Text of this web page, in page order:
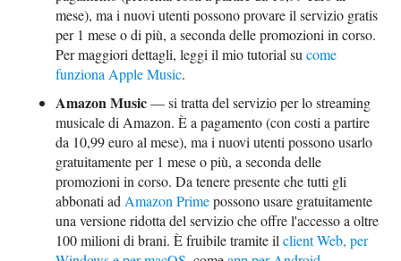
mese), ma i nuovi utenti possono provare il servizio gratis
per 1 mese o di più, a seconda delle promozioni in corso.
Per maggiori dettagli, leggi il mio tutorial sucome
funziona Apple Music.
Amazon Music— si tratta del servizio per lo streaming
musicale di Amazon. È a pagamento (con costi a partire
da 10,99 euro al mese), ma i nuovi utenti possono usarlo
gratuitamente per 1 mese o più, a seconda delle
promozioni in corso. Da tenere presente che tutti gli
abbonati ad Amazon Primepossono usare gratuitamente
una versione ridotta del servizio che offre l'accesso a oltre
100 milioni di brani. È fruibile tramite ilclient Web, per